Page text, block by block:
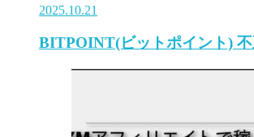
2025.10.21
BITPOINT(ビットポイント)